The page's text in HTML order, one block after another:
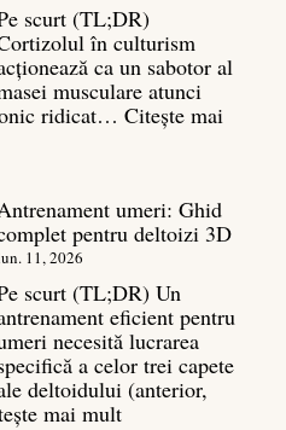
scurt (TL;DR)
în culturism
ca un sabotor al
musculare atunci
ridicat… Citește mai
umeri: Ghid
pentru deltoizi 3D
11, 2026
scurt (TL;DR) Un
eficient pentru
necesită lucrarea
a celor trei capete
deltoidului (anterior,
mai mult: